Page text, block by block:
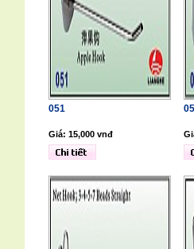
051
Giá: 15,000 vnđ